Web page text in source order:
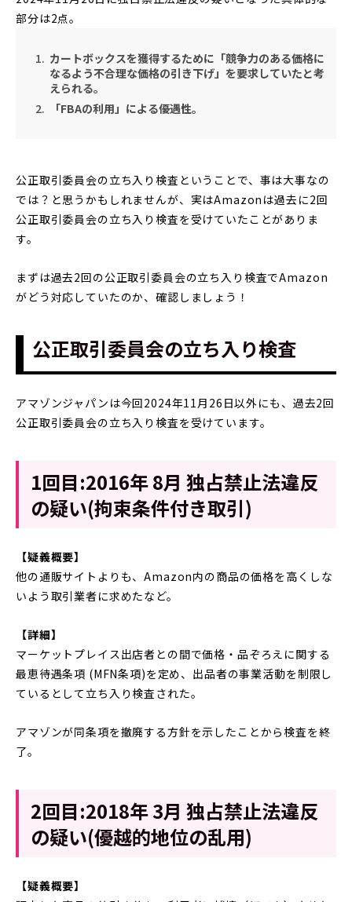
部分は2点。
カートボックスを獲得するために「競争力のある価格に
なるよう不合理な価格の引き下げ」を要求していたと考
えられる。
「FBAの利用」による優遇性。
公正取引委員会の立ち入り検査ということで、事は大事なの
では？と思うかもしれませんが、実はAmazonは過去に2回
公正取引委員会の立ち入り検査を受けていたことがありま
す。
まずは過去2回の公正取引委員会の立ち入り検査でAmazon
がどう対応していたのか、確認しましょう！
公正取引委員会の立ち入り検査
アマゾンジャパンは今回2024年11月26日以外にも、過去2回
公正取引委員会の立ち入り検査を受けています。
1回目:2016年8月 独占禁止法違反
の疑い(拘束条件付き取引)
【疑義概要】
他の通販サイトよりも、Amazon内の商品の価格を高くしな
いよう取引業者に求めたなど。
【詳細】
マーケットプレイス出店者との間で価格・品ぞろえに関する
最恵待遇条項 (MFN条項)を定め、出品者の事業活動を制限し
ているとして立ち入り検査された。
アマゾンが同条項を撤廃する方針を示したことから検査を終
了。
2回目:2018年 3月 独占禁止法違反
の疑い(優越的地位の乱用)
【疑義概要】